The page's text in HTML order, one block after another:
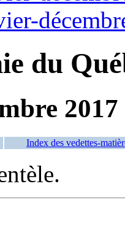
du
2017
Index des vedettes-